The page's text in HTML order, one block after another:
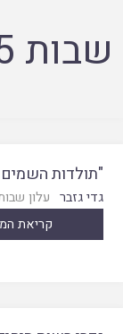
שבות 125
"תולדות
גדי גזבר עלון שבות
קריאת